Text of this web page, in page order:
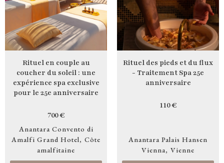
Rituel en couple au
coucher du soleil : une
expérience spa exclusive
pour le 25e anniversaire
700 €
Anantara Convento di
Amalfi Grand Hotel
Côte
amalfitaine
Rituel des pieds et du flux
- Traitement Spa 25e
anniversaire
110 €
Anantara Palais Hansen
Vienna
Vienne